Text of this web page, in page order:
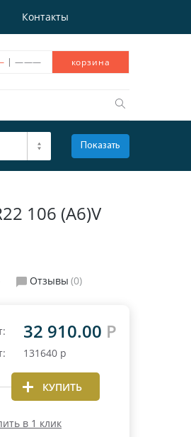
Контакты
| ——— корзина
ОТКРЫТЬПоказать
106 (A6)V
Отзывы (0)
32 910.00 Р
131640 р
КУПИТЬ
в 1 клик